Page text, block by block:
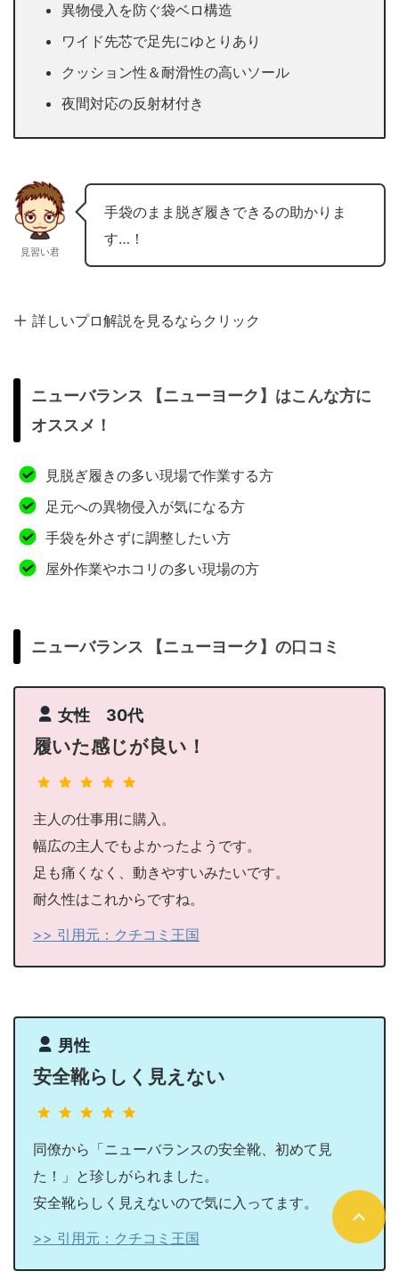
異物侵入を防ぐ袋ベロ構造
ワイド先芯で足先にゆとりあり
クッション性＆耐滑性の高いソール
夜間対応の反射材付き
見習い君
手袋のまま脱ぎ履きできるの助かりま
す…！
詳しいプロ解説を見るならクリック
ニューバランス 【ニューヨーク】はこんな方に
オススメ！
見脱ぎ履きの多い現場で作業する方
足元への異物侵入が気になる方
手袋を外さずに調整したい方
屋外作業やホコリの多い現場の方
ニューバランス 【ニューヨーク】の口コミ
女性 30代
履いた感じが良い！
主人の仕事用に購入。
幅広の主人でもよかったようです。
足も痛くなく、動きやすいみたいです。
耐久性はこれからですね。
>> 引用元：クチコミ王国
男性
安全靴らしく見えない
同僚から「ニューバランスの安全靴、初めて見
た！」と珍しがられました。
安全靴らしく見えないので気に入ってます。
>> 引用元：クチコミ王国